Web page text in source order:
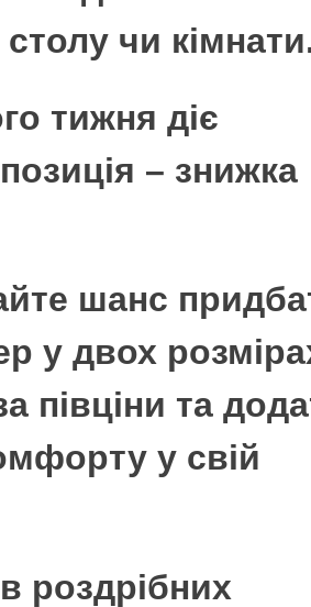
чи
тижня діє
– знижка
шанс
у двох
півціни та
у свій
роздрібних